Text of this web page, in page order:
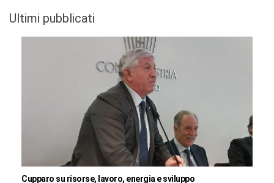
Ultimi pubblicati
Cupparo su risorse, lavoro, energia e sviluppo